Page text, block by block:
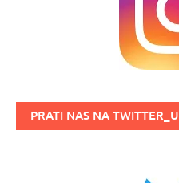
PRATI NAS NA TWITTER_U